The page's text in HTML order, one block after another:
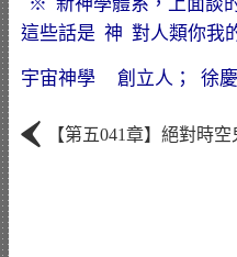
這些話是 神 對人類你
宇宙神學 創立人； 徐
‹ 【第五041章】絕對時